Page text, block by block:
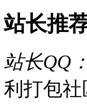
站长推
站长QQ
利打包社